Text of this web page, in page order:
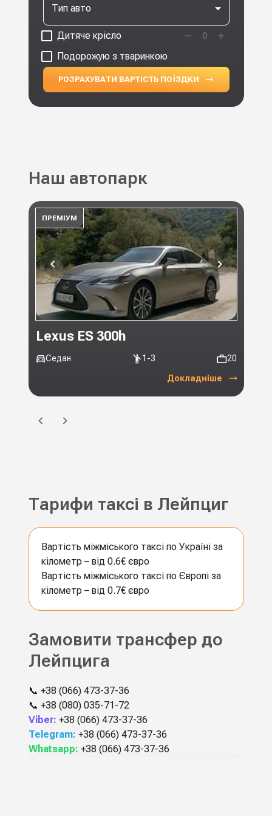
Тип авто
Дитяче крісло 0
Подорожую з тваринкою
РОЗРАХУВАТИ ВАРТІСТЬ ПОЇЗДКИ
Наш автопарк
ПРЕМІУМ
Lexus ES 300h
Седан 1-3 20
Докладніше
Тарифи таксі в Лейпциг
Вартість міжміського таксі по Україні за
кілометр – від 0.6€ євро
Вартість міжміського таксі по Європі за
кілометр – від 0.7€ євро
Замовити трансфер до
Лейпцига
📞 +38 (066) 473-37-36
📞 +38 (080) 035-71-72
Viber: +38 (066) 473-37-36
Telegram: +38 (066) 473-37-36
Whatsapp: +38 (066) 473-37-36